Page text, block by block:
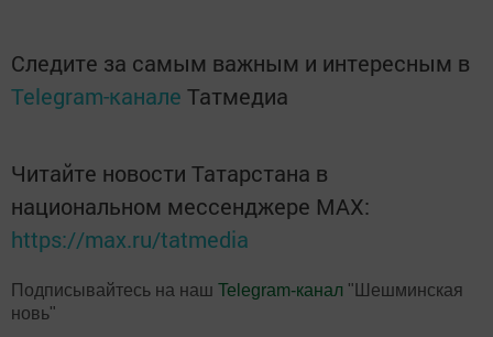
Следите за самым важным и интересным в
Telegram-канале Татмедиа
Читайте новости Татарстана в
национальном мессенджере MАХ:
https://max.ru/tatmedia
Подписывайтесь на наш Telegram-канал "Шешминская
новь"